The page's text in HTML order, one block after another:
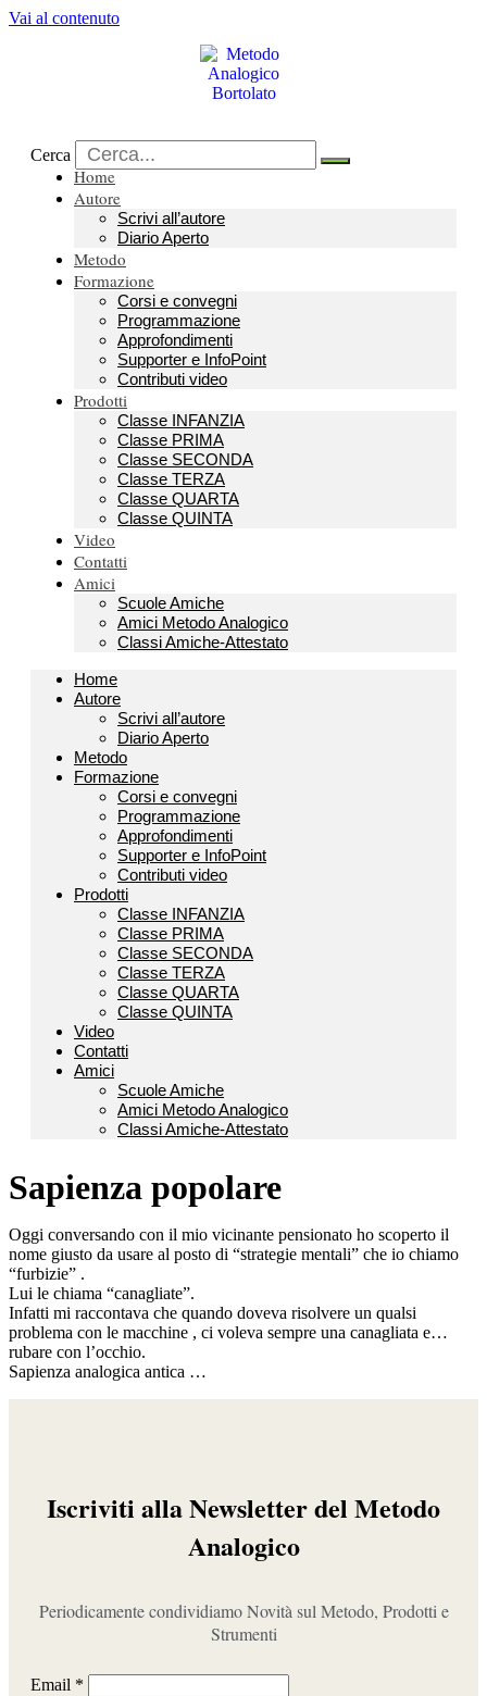
Vai al contenuto
Cerca
Home
Autore
Scrivi all’autore
Diario Aperto
Metodo
Formazione
Corsi e convegni
Programmazione
Approfondimenti
Supporter e InfoPoint
Contributi video
Prodotti
Classe INFANZIA
Classe PRIMA
Classe SECONDA
Classe TERZA
Classe QUARTA
Classe QUINTA
Video
Contatti
Amici
Scuole Amiche
Amici Metodo Analogico
Classi Amiche-Attestato
Home
Autore
Scrivi all’autore
Diario Aperto
Metodo
Formazione
Corsi e convegni
Programmazione
Approfondimenti
Supporter e InfoPoint
Contributi video
Prodotti
Classe INFANZIA
Classe PRIMA
Classe SECONDA
Classe TERZA
Classe QUARTA
Classe QUINTA
Video
Contatti
Amici
Scuole Amiche
Amici Metodo Analogico
Classi Amiche-Attestato
Sapienza popolare
Oggi conversando con il mio vicinante pensionato ho scoperto il
nome giusto da usare al posto di “strategie mentali” che io chiamo
“furbizie” .
Lui le chiama “canagliate”.
Infatti mi raccontava che quando doveva risolvere un qualsi
problema con le macchine , ci voleva sempre una canagliata e…
rubare con l’occhio.
Sapienza analogica antica …
Iscriviti alla Newsletter del Metodo
Analogico
Periodicamente condividiamo Novità sul Metodo, Prodotti e
Strumenti
Email *